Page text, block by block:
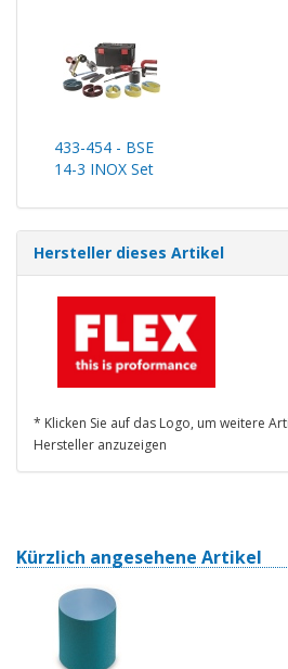
433-454 - BSE
14-3 INOX Set
Hersteller dieses Artikel
* Klicken Sie auf das Logo, um weitere
Hersteller anzuzeigen
Kürzlich angesehene Artikel